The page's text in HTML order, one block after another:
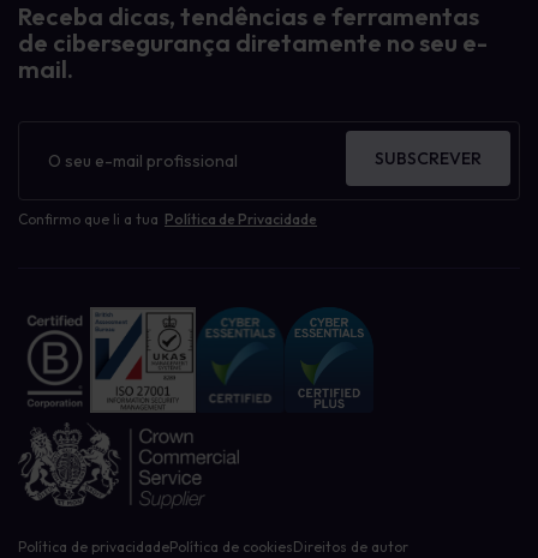
Receba dicas, tendências e ferramentas
de cibersegurança diretamente no seu e-
mail.
informativo
Confirmo que li a tua Política de Privacidade
SUBSCREVER
Política de privacidadePolítica de cookiesDireitos de autor